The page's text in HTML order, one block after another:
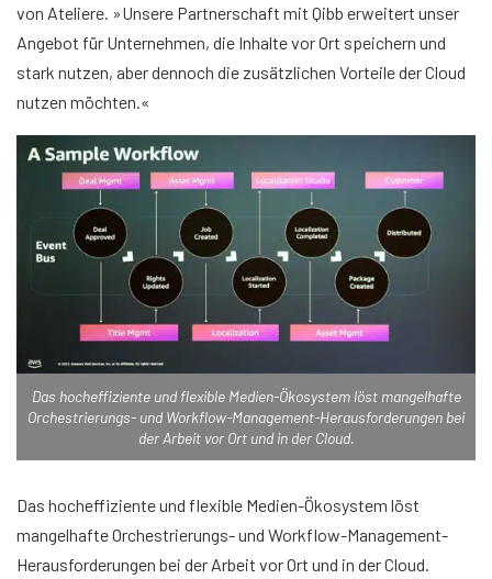
von Ateliere. »Unsere Partnerschaft mit Qibb erweitert unser
Angebot für Unternehmen, die Inhalte vor Ort speichern und
stark nutzen, aber dennoch die zusätzlichen Vorteile der Cloud
nutzen möchten.«
Das hocheffiziente und flexible Medien-Ökosystem löst mangelhafte
Orchestrierungs- und Workflow-Management-Herausforderungen bei
der Arbeit vor Ort und in der Cloud.
Das hocheffiziente und flexible Medien-Ökosystem löst
mangelhafte Orchestrierungs- und Workflow-Management-
Herausforderungen bei der Arbeit vor Ort und in der Cloud.